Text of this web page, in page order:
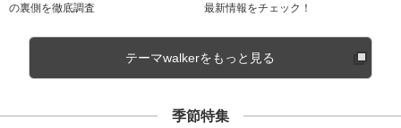
の裏側を徹底調査
最新情報をチェック！
テーマwalkerをもっと見る
季節特集